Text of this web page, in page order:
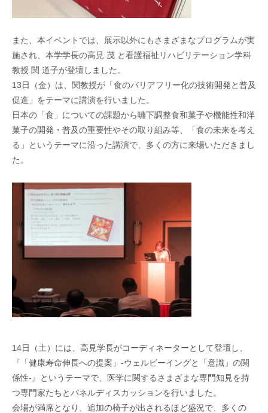
また、本イベントでは、展示以外にもさまざまなプログラムが実
施され、本学学長の高見 茂 と看護福祉リハビリテーション学科
教授 関 道子が登壇しました。
13日（金）は、関教授が「食のバリアフリー化の技術開発と普及
促進」をテーマに講演を行いました。
日本の「食」についての課題から嚥下調整食和菓子や機能性和洋
菓子の開発・普及の重要性やその取り組み等、「食の未来を考え
る」というテーマに沿った講演で、多くの方に来場いただきまし
た。
14日（土）には、高見学長がコーディネーターとして登壇し、
『「健康寿命伸長への提案」-ウェルビーイングと「意識」の関
係性-』というテーマで、医学に関するさまざまな専門知見を持
つ専門家たちとパネルディスカッションを行いました。
会場が満席となり、追加の椅子が出されるほど盛況で、多くの